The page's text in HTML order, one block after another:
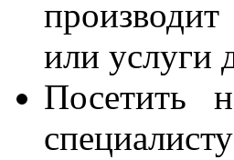
или услуги
Посетить